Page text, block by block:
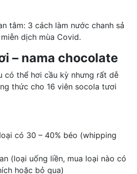
tâm: 3 cách làm nước chanh sả
dịch mùa Covid.
– nama chocolate
có thể hơi cầu kỳ nhưng rất dễ
thức cho 16 viên socola tươi
có 30 – 40% béo (whipping
(loại uống liền, mua loại nào có
hoặc bỏ qua)